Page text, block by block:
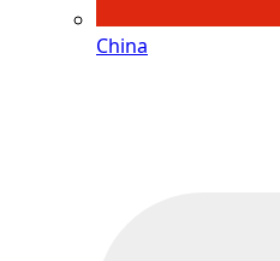
China